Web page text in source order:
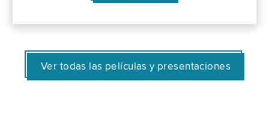
Ver todas las películas y presentaciones